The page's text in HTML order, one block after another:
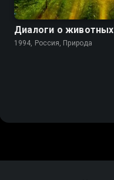
Диалоги о животных
1994, Россия, Природа